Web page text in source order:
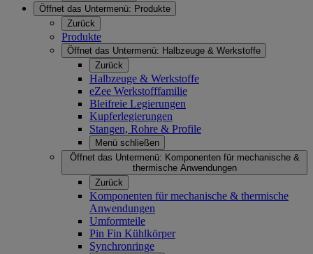
Öffnet das Untermenü: Produkte
Zurück
Produkte
Öffnet das Untermenü: Halbzeuge & Werkstoffe
Zurück
Halbzeuge & Werkstoffe
eZee Werkstofffamilie
Bleifreie Legierungen
Kupferlegierungen
Stangen, Rohre & Profile
Menü schließen
Öffnet das Untermenü: Komponenten für mechanische &
thermische Anwendungen
Zurück
Komponenten für mechanische & thermische
Anwendungen
Umformteile
Pin Fin Kühlkörper
Synchronringe